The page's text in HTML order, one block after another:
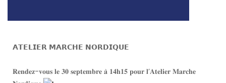
𝗔𝗧𝗘𝗟𝗜𝗘𝗥 𝗠𝗔𝗥𝗖𝗛𝗘 𝗡𝗢𝗥𝗗𝗜𝗤𝗨𝗘
𝐑𝐞𝐧𝐝𝐞𝐳-𝐯𝐨𝐮𝐬 𝐥𝐞 𝟑𝟎 𝐬𝐞𝐩𝐭𝐞𝐦𝐛𝐫𝐞 𝐚̀ 𝟏𝟒𝐡𝟏𝟓 𝐩𝐨𝐮𝐫 𝐥’𝐀𝐭𝐞𝐥𝐢𝐞𝐫 𝐌𝐚𝐫𝐜𝐡𝐞